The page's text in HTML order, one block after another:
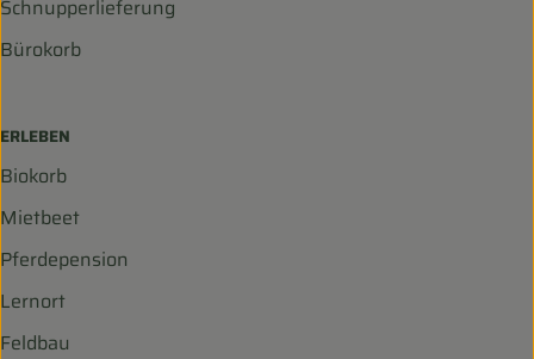
Schnupperlieferung
Bürokorb
ERLEBEN
Biokorb
Mietbeet
Pferdepension
Lernort
Feldbau